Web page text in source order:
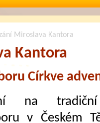
Miroslava Kantora
Kantora
Církve
na
v Českém